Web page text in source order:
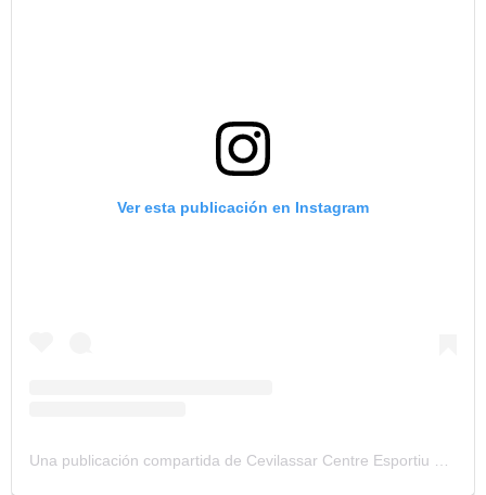
Ver esta publicación en Instagram
Una publicación compartida de Cevilassar Centre Esportiu Vilassar (@cevilassar)